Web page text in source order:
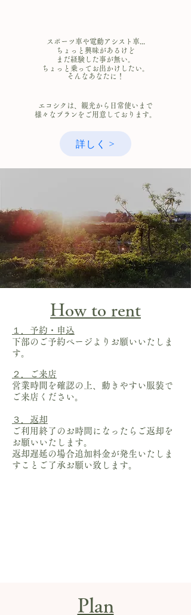
スポーツ車や電動アシスト車...
ちょっと興味があるけど
まだ経験した事が無い。
​ちょっと乗ってお出かけしたい。
そんなあなたに！
エコシクは、観光から日常使いまで
様々なプランをご用意しております。
詳しく >
How to rent
１．予約・申込
下部のご予約ページよりお願いいたしま
す。
２．ご来店
​営業時間を確認の上、動きやすい服装で
ご来店ください。​
３．返却
ご利用終了のお時間になったらご返却を
お願いいたします。
返却遅延の場合追加料金が​発生いたしま
すことご了承お願い致します。
​Plan